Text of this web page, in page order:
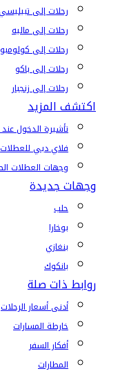
رحلات إلى تبيليسي
رحلات إلى ماليه
رحلات إلى كولومبو
رحلات إلى باكو
رحلات إلى زنجبار
اكتشف المزيد
تأشيرة الدخول
فلاي دبي للعطلات
وجهات العطلات
وجهات جديدة
حلب
بوخارا
بنغازي
بانكوك
روابط ذات صلة
أدنى أسعار الرحلات
خارطة المسارات
أفكار السفر
المطارات